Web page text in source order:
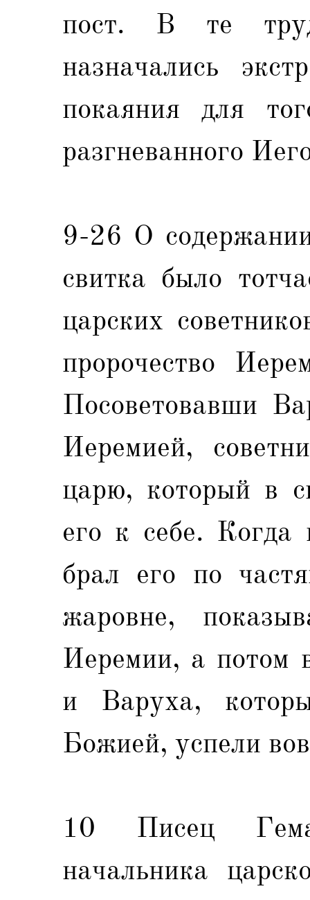
пост. В те
назначались
покаяния для
разгневанного
9-26 О
свитка было
царских
пророчество
Посоветовавши
Иеремией,
царю, который в
его к себе. Когда
брал его по
жаровне,
Иеремии, а потом
и Варуха,
Божией, успели
10 Писец
начальника